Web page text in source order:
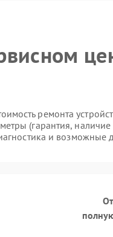
ремонта
(гарантия,
и возможные